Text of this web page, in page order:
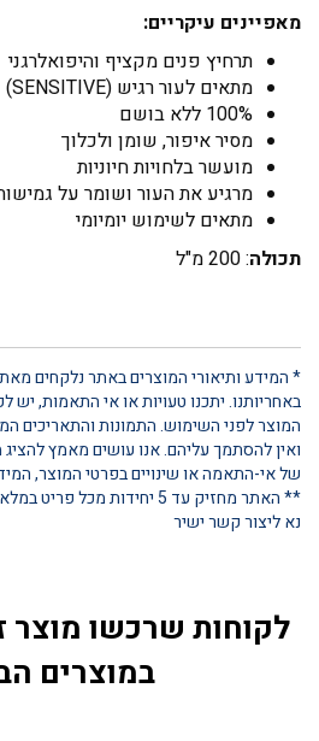
מאפיינים עיקריים:
תרחיץ פנים מקציף והיפואלרגני
מתאים לעור רגיש (SENSITIVE)
100% ללא בושם
מסיר איפור, שומן ולכלוך
מועשר בלחויות חיוניות
מרגיע את העור ושומר על
מתאים לשימוש יומיומי
תכולה: 200 מ"ל
* המידע ותיאורי המוצרים באתר נלקחים
באחריותנו. יתכנו טעויות או אי התאמות, יש
המוצר לפני השימוש. התמונות והתאריכים
ואין להסתמך עליהם. אנו עושים מאמץ
של אי-התאמה או שינויים בפרטי המוצר,
** האתר מחזיק עד 5 יחידות
נא ליצור קשר ישיר
לקוחות שרכשו מוצר
במוצרים